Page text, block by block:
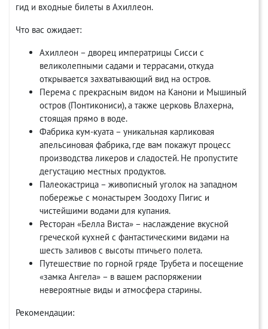
гид и входные билеты в Ахиллеон.
Что вас ожидает:
Ахиллеон – дворец императрицы Сисси с
великолепными садами и террасами, откуда
открывается захватывающий вид на остров.
Перема с прекрасным видом на Канони и Мышиный
остров (Понтикониси), а также церковь Влахерна,
стоящая прямо в воде.
Фабрика кум-куата – уникальная карликовая
апельсиновая фабрика, где вам покажут процесс
производства ликеров и сладостей. Не пропустите
дегустацию местных продуктов.
Палеокастрица – живописный уголок на западном
побережье с монастырем Зоодоху Пигис и
чистейшими водами для купания.
Ресторан «Белла Виста» – наслаждение вкусной
греческой кухней с фантастическими видами на
шесть заливов с высоты птичьего полета.
Путешествие по горной гряде Трубета и посещение
«замка Ангела» – в вашем распоряжении
невероятные виды и атмосфера старины.
Рекомендации: